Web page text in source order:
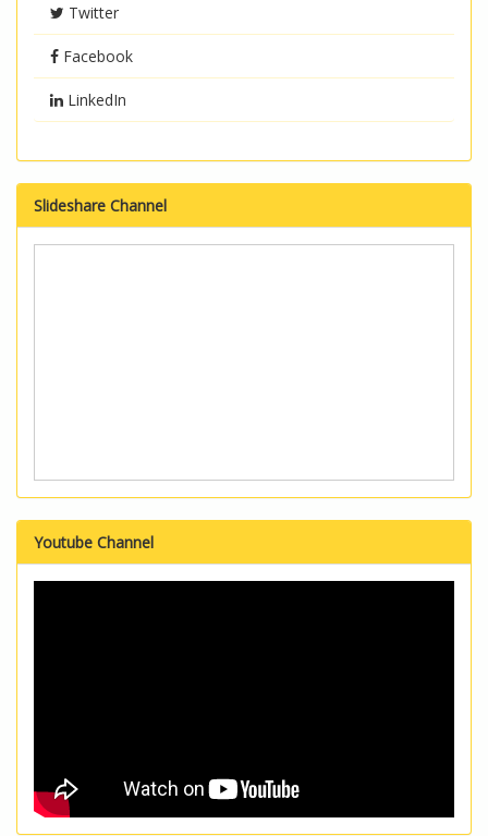
Twitter
Facebook
LinkedIn
Slideshare Channel
Youtube Channel